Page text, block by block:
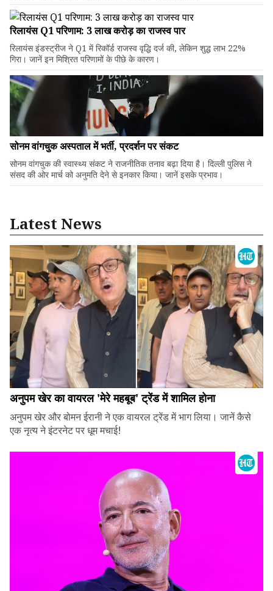
रिलायंस Q1 परिणाम: ₹3 लाख करोड़ का राजस्व पार
रिलायंस इंडस्ट्रीज ने Q1 में रिकॉर्ड राजस्व वृद्धि दर्ज की, लेकिन शुद्ध लाभ 22%
गिरा। जानें इन मिश्रित परिणामों के पीछे के कारण।
सोनम वांगचुक अस्पताल में भर्ती, प्रदर्शन पर संकट
सोनम वांगचुक की स्वास्थ्य संकट ने राजनीतिक तनाव बढ़ा दिया है। दिल्ली पुलिस ने
संसद की ओर मार्च को अनुमति देने से इनकार किया। जानें इसके प्रभाव।
Latest News
अनुपम खेर का वायरल 'मेरे महबूब' ट्रेंड में शामिल होना
अनुपम खेर और बोमन ईरानी ने एक वायरल ट्रेंड में भाग लिया। जानें कैसे
एक नृत्य ने इंटरनेट पर धूम मचाई!